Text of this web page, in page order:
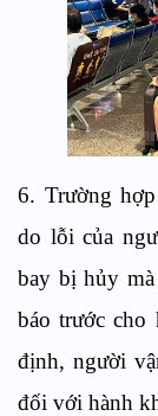
6. Trường
do lỗi của
bay bị hủy
báo trước cho
định, người
đối với hành